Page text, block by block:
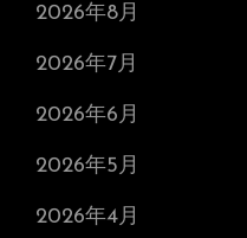
2026年8月
2026年7月
2026年6月
2026年5月
2026年4月